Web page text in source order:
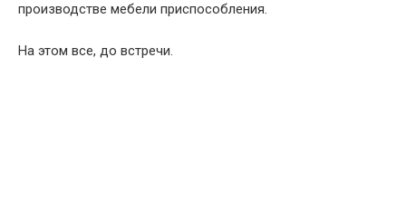
производстве мебели приспособления.
На этом все, до встречи.